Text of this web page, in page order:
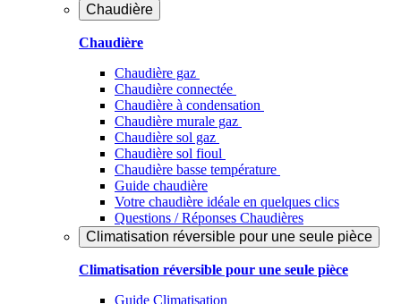
Chaudière
Chaudière
Chaudière gaz
Chaudière connectée
Chaudière à condensation
Chaudière murale gaz
Chaudière sol gaz
Chaudière sol fioul
Chaudière basse température
Guide chaudière
Votre chaudière idéale en quelques clics
Questions / Réponses Chaudières
Climatisation réversible pour une seule pièce
Climatisation réversible pour une seule pièce
Guide Climatisation